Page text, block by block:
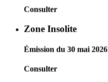
Consulter
Zone Insolite
Émission du 30 mai 2026
Consulter